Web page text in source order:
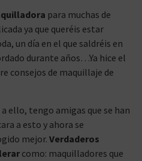
para muchas de
ya que queréis estar
un día en el que saldréis en
durante años…Ya hice el
consejos de maquillaje de
ello, tengo amigas que se han
a esto y ahora se
mejor. Verdaderos
como: maquilladores que